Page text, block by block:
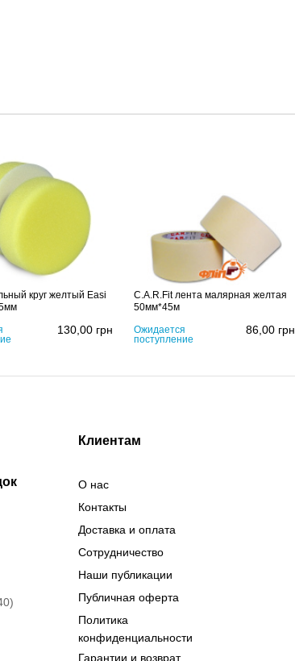
круг желтый Easi
130,00 грн
C.A.R.Fit лента малярная желтая
50мм*45м
Ожидается
поступление
86,00 грн
Клиентам
О нас
Контакты
Доставка и оплата
Сотрудничество
Наши публикации
Публичная оферта
Политика
конфиденциальности
Гарантии и возврат